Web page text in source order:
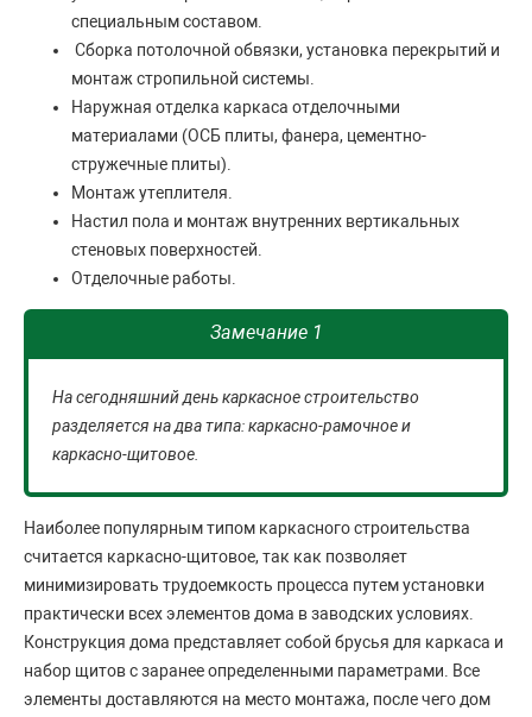
специальным составом.
Сборка потолочной обвязки, установка перекрытий и
монтаж стропильной системы.
Наружная отделка каркаса отделочными
материалами (ОСБ плиты, фанера, цементно-
стружечные плиты).
Монтаж утеплителя.
Настил пола и монтаж внутренних вертикальных
стеновых поверхностей.
Отделочные работы.
Замечание 1
На сегодняшний день каркасное строительство
разделяется на два типа: каркасно-рамочное и
каркасно-щитовое.
Наиболее популярным типом каркасного строительства
считается каркасно-щитовое, так как позволяет
минимизировать трудоемкость процесса путем установки
практически всех элементов дома в заводских условиях.
Конструкция дома представляет собой брусья для каркаса и
набор щитов с заранее определенными параметрами. Все
элементы доставляются на место монтажа, после чего дом